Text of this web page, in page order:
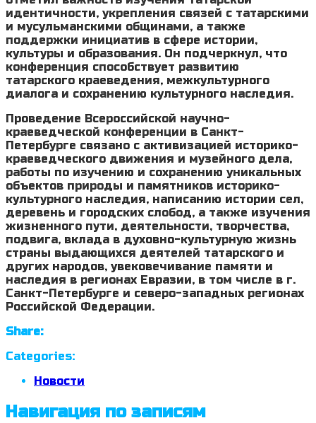
идентичности, укрепления связей с татарскими
и мусульманскими общинами, а также
поддержки инициатив в сфере истории,
культуры и образования. Он подчеркнул, что
конференция способствует развитию
татарского краеведения, межкультурного
диалога и сохранению культурного наследия.
Проведение Всероссийской научно-
краеведческой конференции в Санкт-
Петербурге связано с активизацией историко-
краеведческого движения и музейного дела,
работы по изучению и сохранению уникальных
объектов природы и памятников историко-
культурного наследия, написанию истории сел,
деревень и городских слобод, а также изучения
жизненного пути, деятельности, творчества,
подвига, вклада в духовно-культурную жизнь
страны выдающихся деятелей татарского и
других народов, увековечивание памяти и
наследия в регионах Евразии, в том числе в г.
Санкт-Петербурге и северо-западных регионах
Российской Федерации.
Share:
Categories:
Новости
Навигация по записям